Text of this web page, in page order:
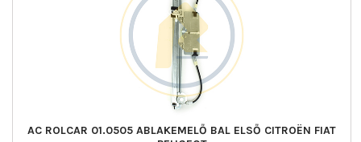
AC ROLCAR 01.0505 ABLAKEMELŐ BAL ELSŐ CITROËN FIAT